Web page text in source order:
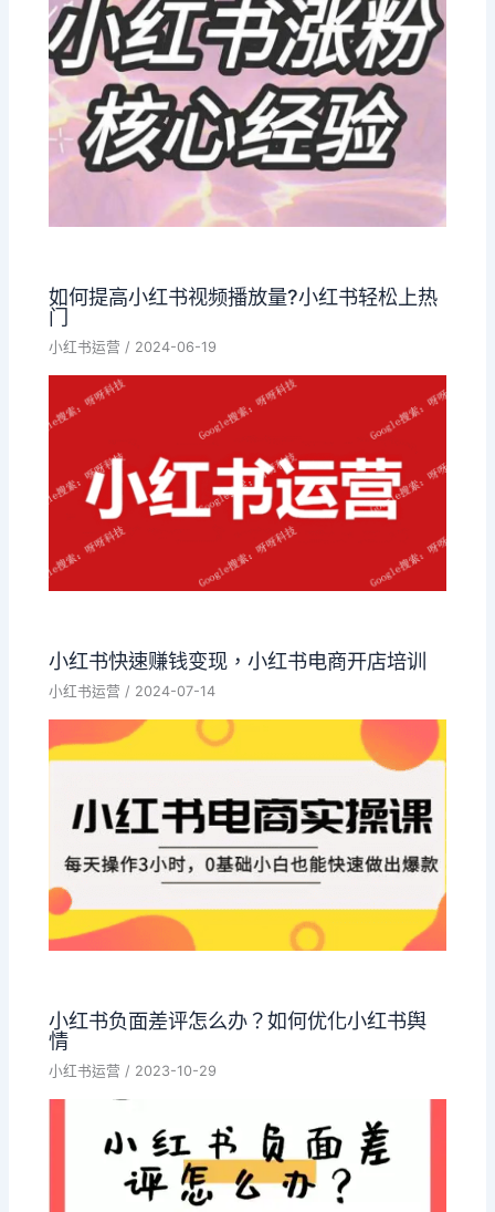
如何提高小红书视频播放量?小红书轻松上热
门
小红书运营 / 2024-06-19
小红书快速赚钱变现，小红书电商开店培训
小红书运营 / 2024-07-14
小红书负面差评怎么办？如何优化小红书舆
情
小红书运营 / 2023-10-29